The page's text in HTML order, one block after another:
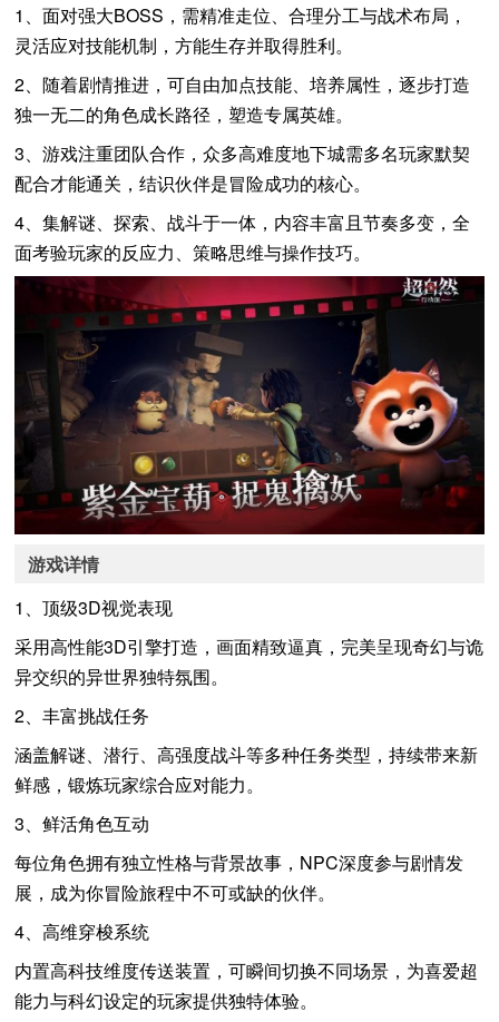
1、面对强大BOSS，需精准走位、合理分工与战术布局，
灵活应对技能机制，方能生存并取得胜利。
2、随着剧情推进，可自由加点技能、培养属性，逐步打造
独一无二的角色成长路径，塑造专属英雄。
3、游戏注重团队合作，众多高难度地下城需多名玩家默契
配合才能通关，结识伙伴是冒险成功的核心。
4、集解谜、探索、战斗于一体，内容丰富且节奏多变，全
面考验玩家的反应力、策略思维与操作技巧。
游戏详情
1、顶级3D视觉表现
采用高性能3D引擎打造，画面精致逼真，完美呈现奇幻与诡
异交织的异世界独特氛围。
2、丰富挑战任务
涵盖解谜、潜行、高强度战斗等多种任务类型，持续带来新
鲜感，锻炼玩家综合应对能力。
3、鲜活角色互动
每位角色拥有独立性格与背景故事，NPC深度参与剧情发
展，成为你冒险旅程中不可或缺的伙伴。
4、高维穿梭系统
内置高科技维度传送装置，可瞬间切换不同场景，为喜爱超
能力与科幻设定的玩家提供独特体验。